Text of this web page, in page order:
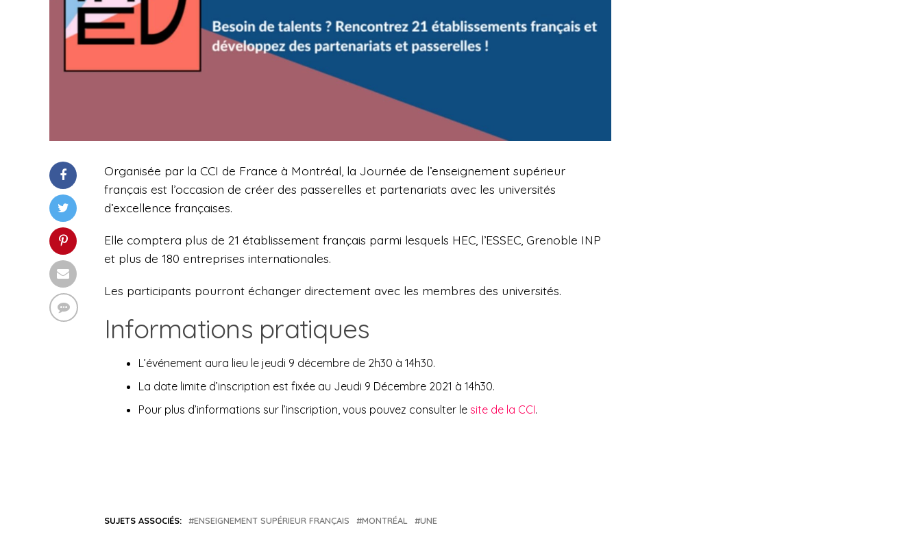
Organisée par la CCI de France à Montréal, la Journée de l’enseignement supérieur
français est l’occasion de créer des passerelles et partenariats avec les universités
d’excellence françaises.
Elle comptera plus de 21 établissement français parmi lesquels HEC, l’ESSEC, Grenoble INP
et plus de 180 entreprises internationales.
Les participants pourront échanger directement avec les membres des universités.
Informations pratiques
L’événement aura lieu le jeudi 9 décembre de 2h30 à 14h30.
La date limite d’inscription est fixée au Jeudi 9 Décembre 2021 à 14h30.
Pour plus d’informations sur l’inscription, vous pouvez consulter le site de la CCI.
SUJETS ASSOCIÉS: ENSEIGNEMENT SUPÉRIEUR FRANÇAIS MONTRÉAL UNE